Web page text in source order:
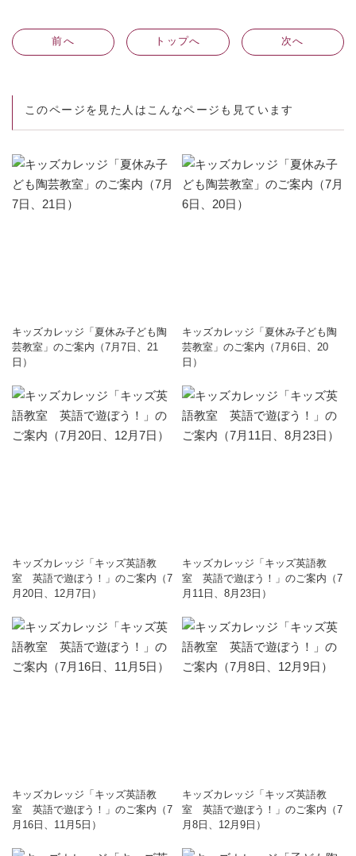
前へ トップへ 次へ
このページを見た人はこんなページも見ています
キッズカレッジ「夏休み子ども陶
芸教室」のご案内（7月7日、21
日）
キッズカレッジ「夏休み子ども陶
芸教室」のご案内（7月6日、20
日）
キッズカレッジ「キッズ英語教
室 英語で遊ぼう！」のご案内（7
月20日、12月7日）
キッズカレッジ「キッズ英語教
室 英語で遊ぼう！」のご案内（7
月11日、8月23日）
キッズカレッジ「キッズ英語教
室 英語で遊ぼう！」のご案内（7
月16日、11月5日）
キッズカレッジ「キッズ英語教
室 英語で遊ぼう！」のご案内（7
月8日、12月9日）